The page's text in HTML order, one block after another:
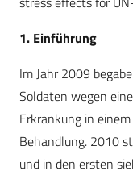
1. Einführung
Im Jahr 2009
Soldaten wegen
Erkrankung in
Behandlung. 2010
und in den ersten